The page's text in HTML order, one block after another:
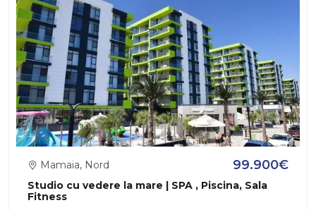
Studio cu vedere la mare | SPA , Piscina, Sala
Fitness
Mamaia, Nord 99.900€